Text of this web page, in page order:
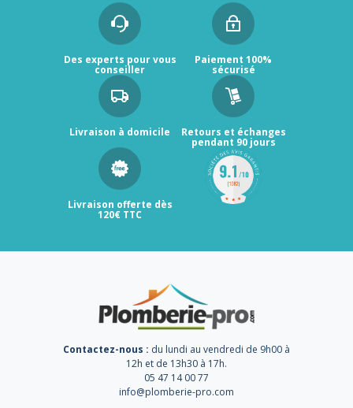
Des experts pour vous
conseiller
Paiement 100%
sécurisé
Livraison à domicile Retours et échanges
pendant 90 jours
Livraison offerte dès
120€ TTC
Contactez-nous : du lundi au vendredi de 9h00 à
12h et de 13h30 à 17h.
05 47 14 00 77
info@plomberie-pro.com